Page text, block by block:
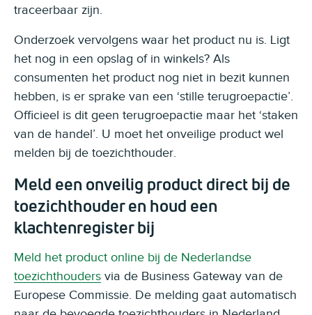
traceerbaar zijn.
Onderzoek vervolgens waar het product nu is. Ligt
het nog in een opslag of in winkels? Als
consumenten het product nog niet in bezit kunnen
hebben, is er sprake van een ‘stille terugroepactie’.
Officieel is dit geen terugroepactie maar het ‘staken
van de handel’. U moet het onveilige product wel
melden bij de toezichthouder.
Meld een onveilig product direct bij de
toezichthouder en houd een
klachtenregister bij
Meld het product online bij de Nederlandse
toezichthouders via de Business Gateway van de
Europese Commissie. De melding gaat automatisch